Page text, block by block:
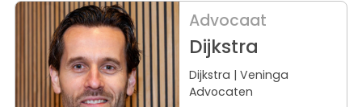
Advocaat
Dijkstra
Dijkstra | Veninga
Advocaten